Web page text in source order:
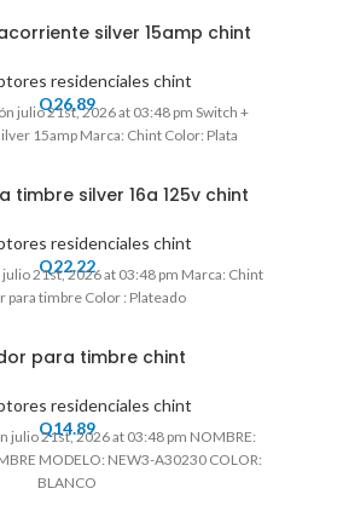
silver 15amp chint
residenciales chint
Q26.89
julio 21st, 2026 at 03:48 pm Switch +
15amp Marca: Chint Color: Plata
timbre silver 16a 125v chint
residenciales chint
Q22.22
21st, 2026 at 03:48 pm Marca: Chint
para timbre Color : Plateado
para timbre chint
residenciales chint
Q14.89
julio 21st, 2026 at 03:48 pm NOMBRE:
MODELO: NEW3-A30230 COLOR:
BLANCO